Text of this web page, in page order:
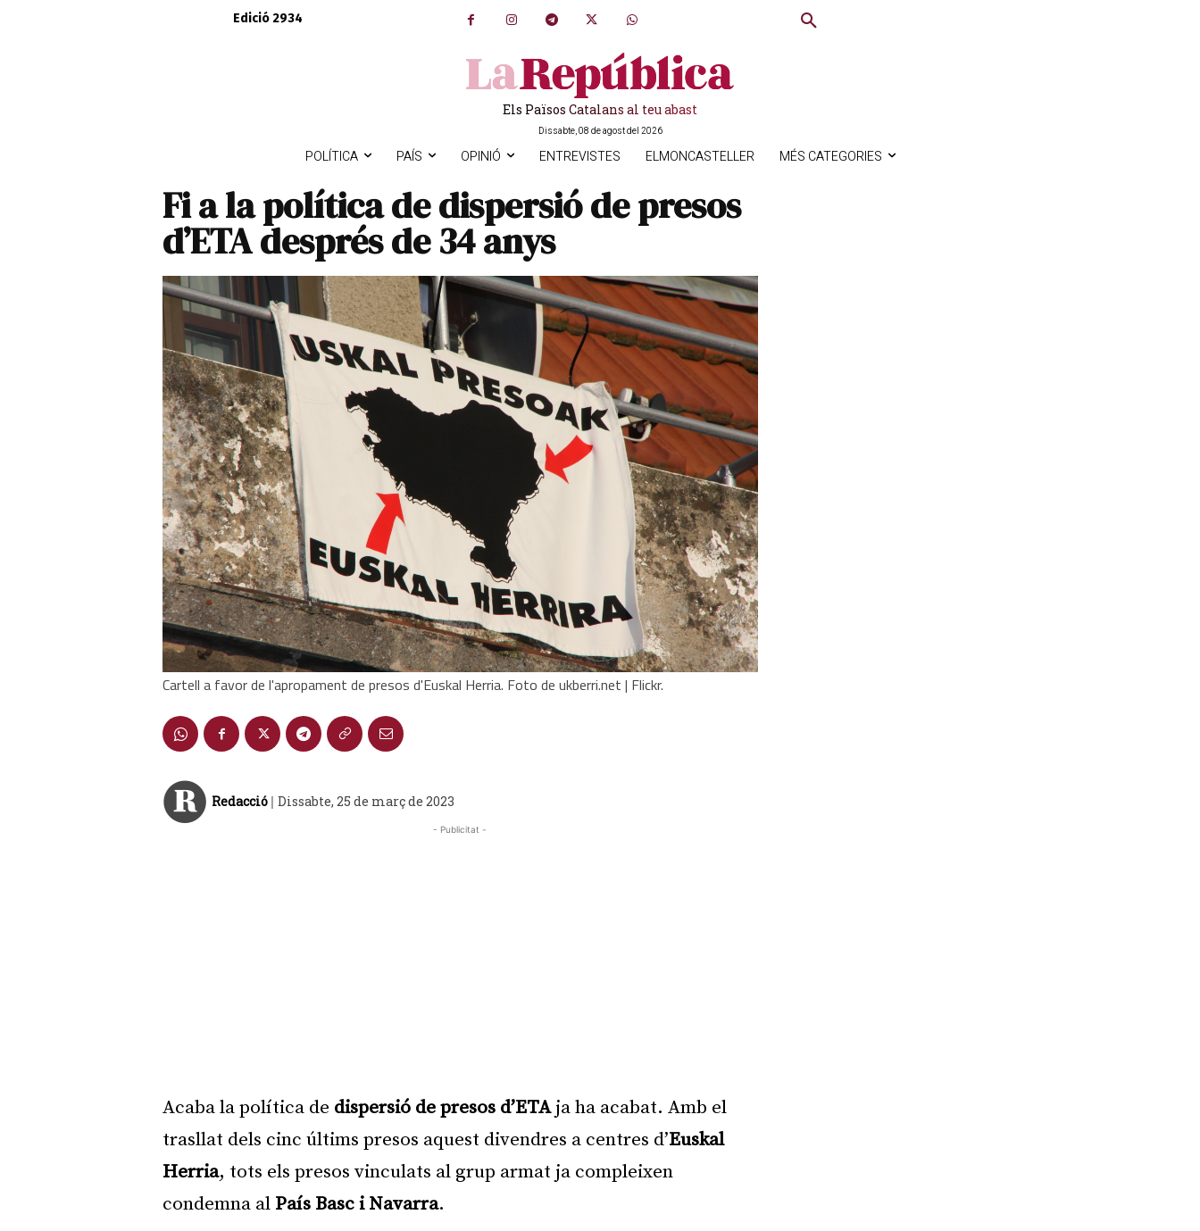
Edició 2934
Els Països Catalans al teu abast
Dissabte, 08 de agost del 2026
POLÍTICA PAÍS OPINIÓ ENTREVISTES ELMONCASTELLER MÉS CATEGORIES
Fi a la política de dispersió de presos
d’ETA després de 34 anys
Cartell a favor de l'apropament de presos d'Euskal Herria. Foto de ukberri.net | Flickr.
Redacció | Dissabte, 25 de març de 2023
- Publicitat -
Acaba la política de dispersió de presos d’ETAja ha acabat. Amb el
trasllat dels cinc últims presos aquest divendres a centres d’Euskal
Herria, tots els presos vinculats al grup armat ja compleixen
condemna al País Basc i Navarra.